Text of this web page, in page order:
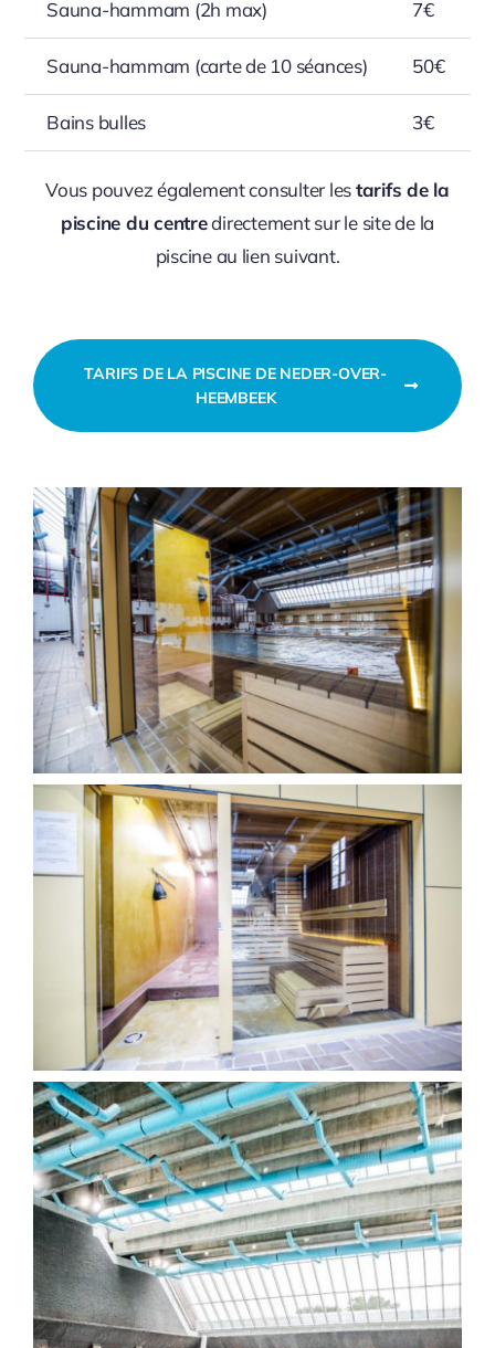
Sauna-hammam (2h max) 7€
Sauna-hammam (carte de 10 séances) 50€
Bains bulles 3€
Vous pouvez également consulter lestarifs de la
piscine du centredirectement sur le site de la
piscine au lien suivant.
TARIFS DE LA PISCINE DE NEDER-OVER-
HEEMBEEK